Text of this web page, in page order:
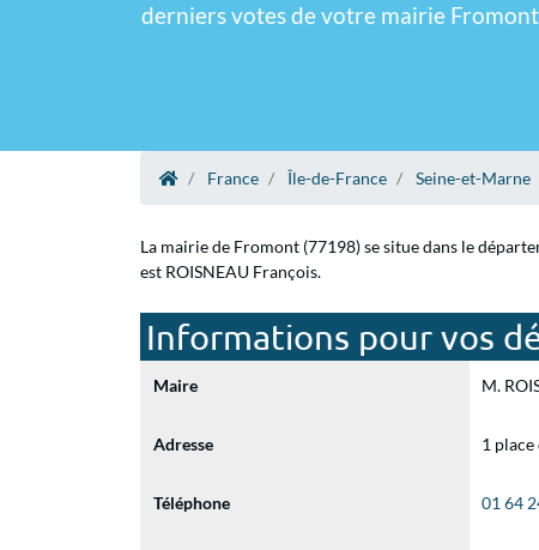
derniers votes de votre mairie
France Île-de-France Seine-et-Marne
La mairie de Fromont (77198) se situe dans le
est ROISNEAU François.
Informations pour vos
Maire M.
Adresse 1
Téléphone 01 64